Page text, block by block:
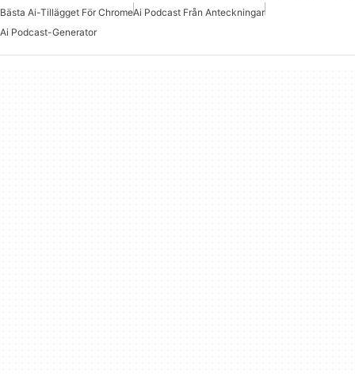
Bästa Ai-Tillägget För ChromeAi Podcast Från Anteckningar
Ai Podcast-Generator